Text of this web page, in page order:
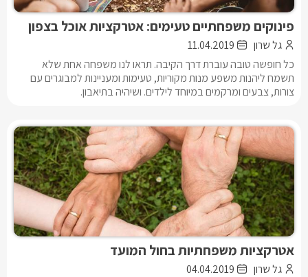
פינוקים משפחתיים טעימים: אטרקציות אוכל בצפון
כל חופשה טובה עוברת דרך הקיבה. תראו לנו משפחה אחת שלא
תשמח ליהנות משפע מנות מקוריות, טעימות ומעניינות למבוגרים עם
צורות, צבעים ומרקמים במיוחד לילדים. ושיהיה בתיאבון.
גל שרון 11.04.2019
אטרקציות משפחתיות בחול המועד
גל שרון 04.04.2019